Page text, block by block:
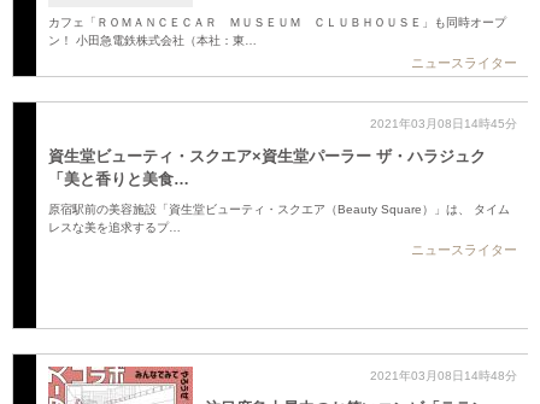
カフェ「ＲＯＭＡＮＣＥＣＡＲ ＭＵＳＥＵＭ ＣＬＵＢＨＯＵＳＥ」も同時オープ
ン！ 小田急電鉄株式会社（本社：東…
ニュースライター
2021年03月08日14時45分
資生堂ビューティ・スクエア×資生堂パーラー ザ・ハラジュク
「美と香りと美食…
原宿駅前の美容施設「資生堂ビューティ・スクエア（Beauty Square）」は、 タイム
レスな美を追求するプ…
ニュースライター
2021年03月08日14時48分